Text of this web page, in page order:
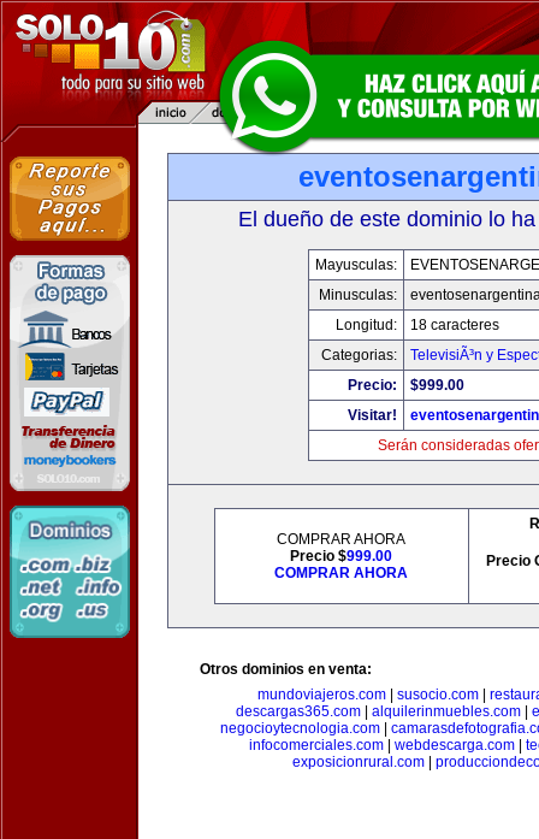
El dueño de este dominio lo
Mayusculas:
Minusculas:
Longitud:
18 caracteres
Categorias:
TelevisiÃ³n y
Precio:
$999.00
Visitar!
Serán consideradas
COMPRAR AHORA
Precio $999.00
COMPRAR AHORA
Precio
Otros dominios en venta:
mundoviajeros.com| susocio.com|
descargas365.com| alquilerinmuebles.com|
negocioytecnologia.com
infocomerciales.com| webdescarga.com|
exposicionrural.com